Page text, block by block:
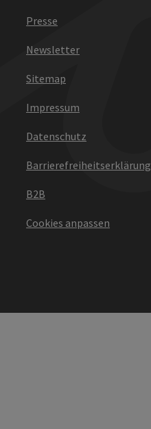
Presse
Newsletter
Sitemap
Impressum
Datenschutz
Barrierefreiheitserklärung
B2B
Cookies anpassen